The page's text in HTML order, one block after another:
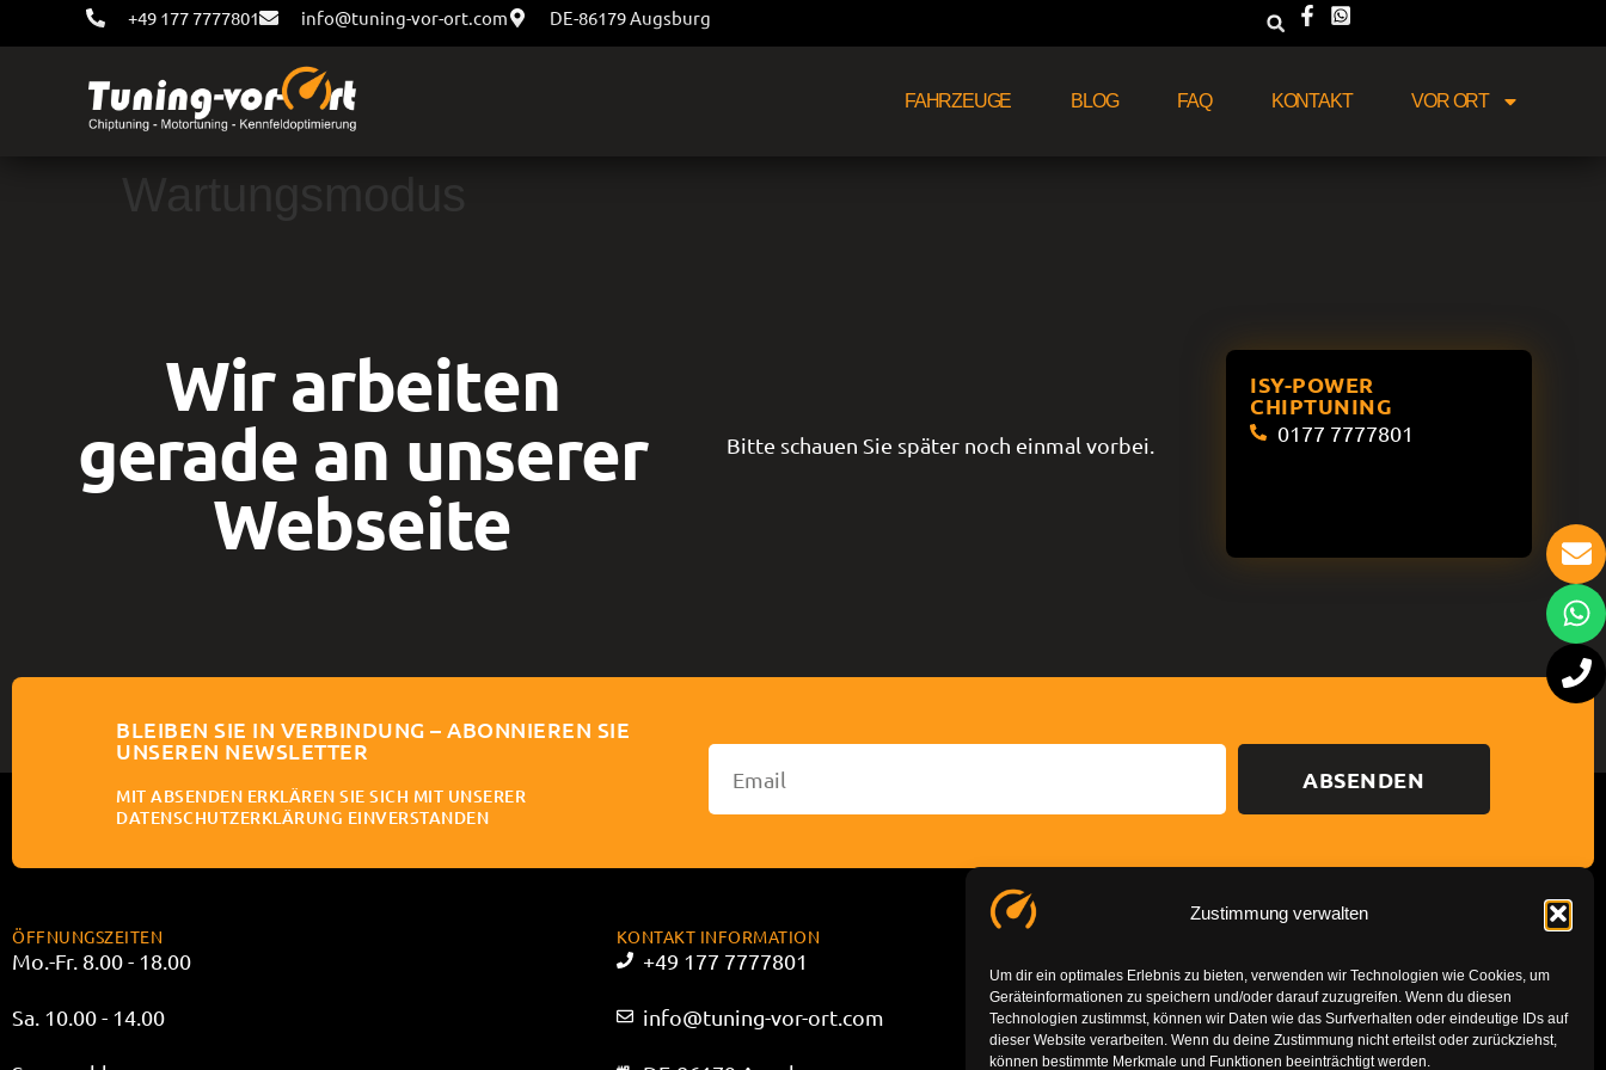
Zustimmung verwalten
Um dir ein optimales Erlebnis zu bieten, verwenden wir Technologien wie Cookies, um
Geräteinformationen zu speichern und/oder darauf zuzugreifen. Wenn du diesen
Technologien zustimmst, können wir Daten wie das Surfverhalten oder eindeutige IDs auf
dieser Website verarbeiten. Wenn du deine Zustimmung nicht erteilst oder zurückziehst,
können bestimmte Merkmale und Funktionen beeinträchtigt werden.
+49 177 7777801 info@tuning-vor-ort.com DE-86179 Augsburg
FAHRZEUGE BLOG FAQ KONTAKT VOR ORT
Wartungsmodus
Wir arbeiten
gerade an unserer
Webseite
Bitte schauen Sie später noch einmal vorbei.
ISY-POWER
CHIPTUNING
0177 7777801
BLEIBEN SIE IN VERBINDUNG – ABONNIEREN SIE
UNSEREN NEWSLETTER
MIT ABSENDEN ERKLÄREN SIE SICH MIT UNSERER
DATENSCHUTZERKLÄRUNG EINVERSTANDEN
ABSENDEN
ÖFFNUNGSZEITEN
Mo.-Fr. 8.00 - 18.00
Sa. 10.00 - 14.00
KONTAKT INFORMATION
+49 177 7777801
info@tuning-vor-ort.com